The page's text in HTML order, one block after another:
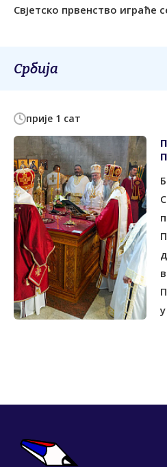
Свјетско првенство играће
Србија
прије 1 сат